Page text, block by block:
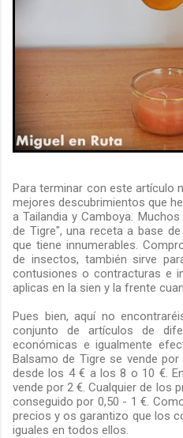
Para terminar con este artículo
mejores descubrimientos que
a Tailandia y Camboya.
de Tigre", una receta a base
que tiene innumerables.
de insectos, también sirve
contusiones o contracturas e
aplicas en la sien y la frente
Pues bien, aquí no
conjunto de artículos de
económicas e igualmente
Balsamo de Tigre se vende
desde los 4 € a los 8 o 10 €.
vende por 2 €. Cualquier de los
conseguido por 0,50 - 1 €.
precios y os garantizo que los
iguales en todos ellos.